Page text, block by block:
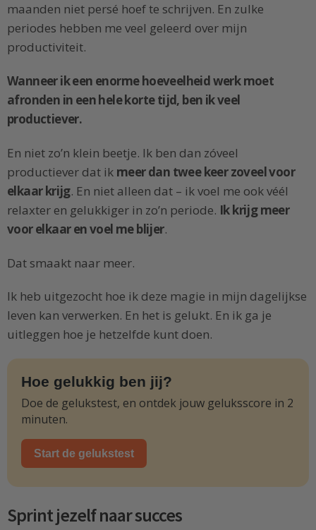
maanden niet persé hoef te schrijven. En zulke
periodes hebben me veel geleerd over mijn
productiviteit.
Wanneer ik een enorme hoeveelheid werk moet
afronden in een hele korte tijd, ben ik veel
productiever.
En niet zo’n klein beetje. Ik ben dan zóveel
productiever dat ik meer dan twee keer zoveel voor
elkaar krijg. En niet alleen dat – ik voel me ook véél
relaxter en gelukkiger in zo’n periode. Ik krijg meer
voor elkaar en voel me blijer.
Dat smaakt naar meer.
Ik heb uitgezocht hoe ik deze magie in mijn dagelijkse
leven kan verwerken. En het is gelukt. En ik ga je
uitleggen hoe je hetzelfde kunt doen.
Hoe gelukkig ben jij?
Doe de gelukstest, en ontdek jouw geluksscore in 2
minuten.
Start de gelukstest
Sprint jezelf naar succes